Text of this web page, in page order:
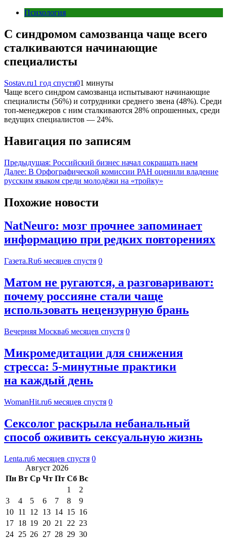
Психология
C синдромом самозванца чаще всего
сталкиваются начинающие
специалисты
Sostav.ru1 год спустя01 минуты
Чаще всего синдром самозванца испытывают начинающие
специалисты (56%) и сотрудники среднего звена (48%). Среди
топ-менеджеров с ним сталкиваются 28% опрошенных, среди
ведущих специалистов — 24%.
Навигация по записям
Предыдущая: Российский бизнес начал сокращать наем
Далее: В Орфографической комиссии РАН оценили владение
русским языком среди молодёжи на «тройку»
Похожие новости
NatNeuro: мозг прочнее запоминает
информацию при редких повторениях
Газета.Ru6 месяцев спустя 0
Матом не ругаются, а разговаривают:
почему россияне стали чаще
использовать нецензурную брань
Вечерняя Москва6 месяцев спустя 0
Микромедитации для снижения
стресса: 5-минутные практики
на каждый день
WomanHit.ru6 месяцев спустя 0
Сексолог раскрыла небанальный
способ оживить сексуальную жизнь
Lenta.ru6 месяцев спустя 0
Август 2026
Пн Вт Ср Чт Пт Сб Вс
1
2
3
4 5 6 7 8
9
10 11 12 13 14 15 16
17 18 19 20 21 22 23
24 25 26 27 28 29 30